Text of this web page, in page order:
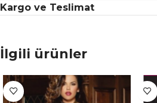
Kargo ve Teslimat
İlgili ürünler